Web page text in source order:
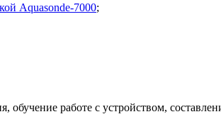
Aquasonde-7000;
работе с устройством,